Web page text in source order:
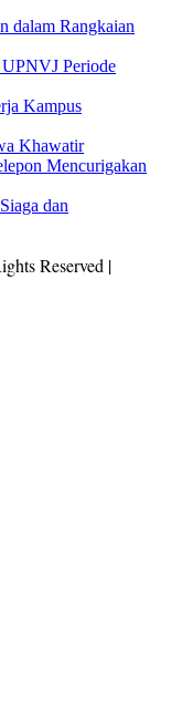
dalam Rangkaian
UPNVJ Periode
Kampus
Khawatir
Mencurigakan
dan
Reserved |